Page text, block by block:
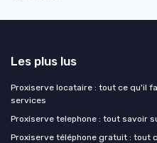
Les plus lus
Proxiserve locataire : tout ce qu'il
services
Proxiserve telephone : tout savoir
Proxiserve téléphone gratuit : tout